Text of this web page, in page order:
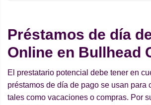
Préstamos de día
Online en Bullhead
El prestatario potencial debe tener en
préstamos de día de pago se usan para
tales como vacaciones o compras. Por